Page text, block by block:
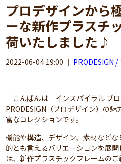
プロデザインから
ーな新作プラスチ
荷いたしました♪
2022-06-04 19:00 ｜ PRODESIGN
こんばんは インスパイラル ブロ
PRODESIGN（プロデザイン）の
富なコレクションです。
機能や構造、デザイン、素材など
的とも言えるバリエーションを展
は、新作プラスチックフレームのご